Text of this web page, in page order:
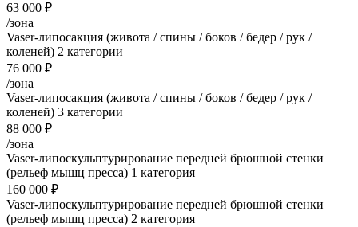
63 000 ₽
/зона
Vaser-липосакция (живота / спины / боков / бедер / рук /
коленей) 2 категории
76 000 ₽
/зона
Vaser-липосакция (живота / спины / боков / бедер / рук /
коленей) 3 категории
88 000 ₽
/зона
Vaser-липоскульптурирование передней брюшной стенки
(рельеф мышц пресса) 1 категория
160 000 ₽
Vaser-липоскульптурирование передней брюшной стенки
(рельеф мышц пресса) 2 категория